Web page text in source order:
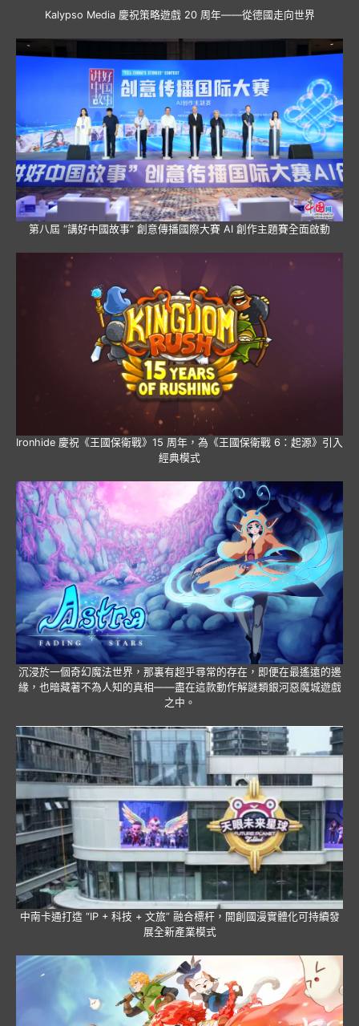
Kalypso Media 慶祝策略遊戲 20 周年——從德國走向世界
第八屆 “講好中國故事” 創意傳播國際大賽 AI 創作主題賽全面啟動
Ironhide 慶祝《王國保衛戰》15 周年，為《王國保衛戰 6：起源》引入
經典模式
沉浸於一個奇幻魔法世界，那裏有超乎尋常的存在，即便在最遙遠的邊
緣，也暗藏著不為人知的真相——盡在這款動作解謎類銀河惡魔城遊戲
之中。
中南卡通打造 “IP + 科技 + 文旅” 融合標杆，開創國漫實體化可持續發
展全新產業模式